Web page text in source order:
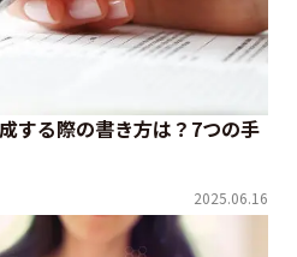
する際の書き方は？7つの手
2025.06.16